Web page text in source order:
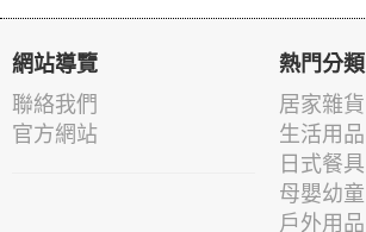
網站導覽
聯絡我們
官方網站
熱門分類
居家雜貨
生活用品
日式餐具
母嬰幼童
戶外用品